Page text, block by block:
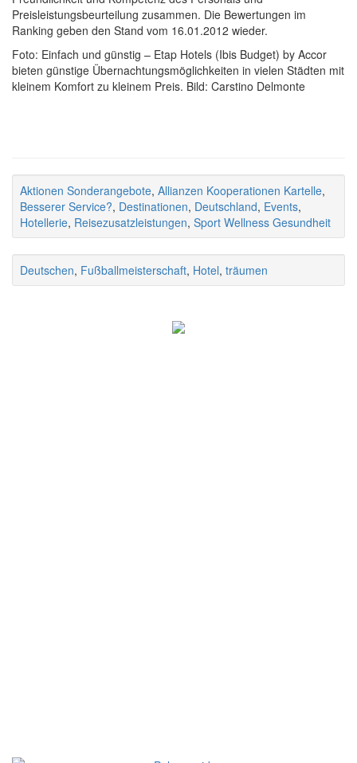
Preisleistungsbeurteilung zusammen. Die Bewertungen im
Ranking geben den Stand vom 16.01.2012 wieder.
Foto: Einfach und günstig – Etap Hotels (Ibis Budget) by Accor
bieten günstige Übernachtungsmöglichkeiten in vielen Städten mit
kleinem Komfort zu kleinem Preis. Bild: Carstino Delmonte
Aktionen Sonderangebote, Allianzen Kooperationen Kartelle,
Besserer Service?, Destinationen, Deutschland, Events,
Hotellerie, Reisezusatzleistungen, Sport Wellness Gesundheit
Deutschen, Fußballmeisterschaft, Hotel, träumen